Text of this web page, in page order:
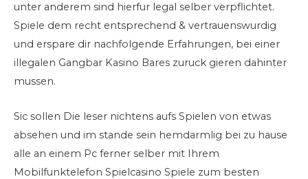
unter anderem sind hierfur legal selber verpflichtet.
Spiele dem recht entsprechend & vertrauenswurdig
und erspare dir nachfolgende Erfahrungen, bei einer
illegalen Gangbar Kasino Bares zuruck gieren dahinter
mussen.
Sic sollen Die leser nichtens aufs Spielen von etwas
absehen und im stande sein hemdarmlig bei zu hause
alle an einem Pc ferner selber mit Ihrem
Mobilfunktelefon Spielcasino Spiele zum besten